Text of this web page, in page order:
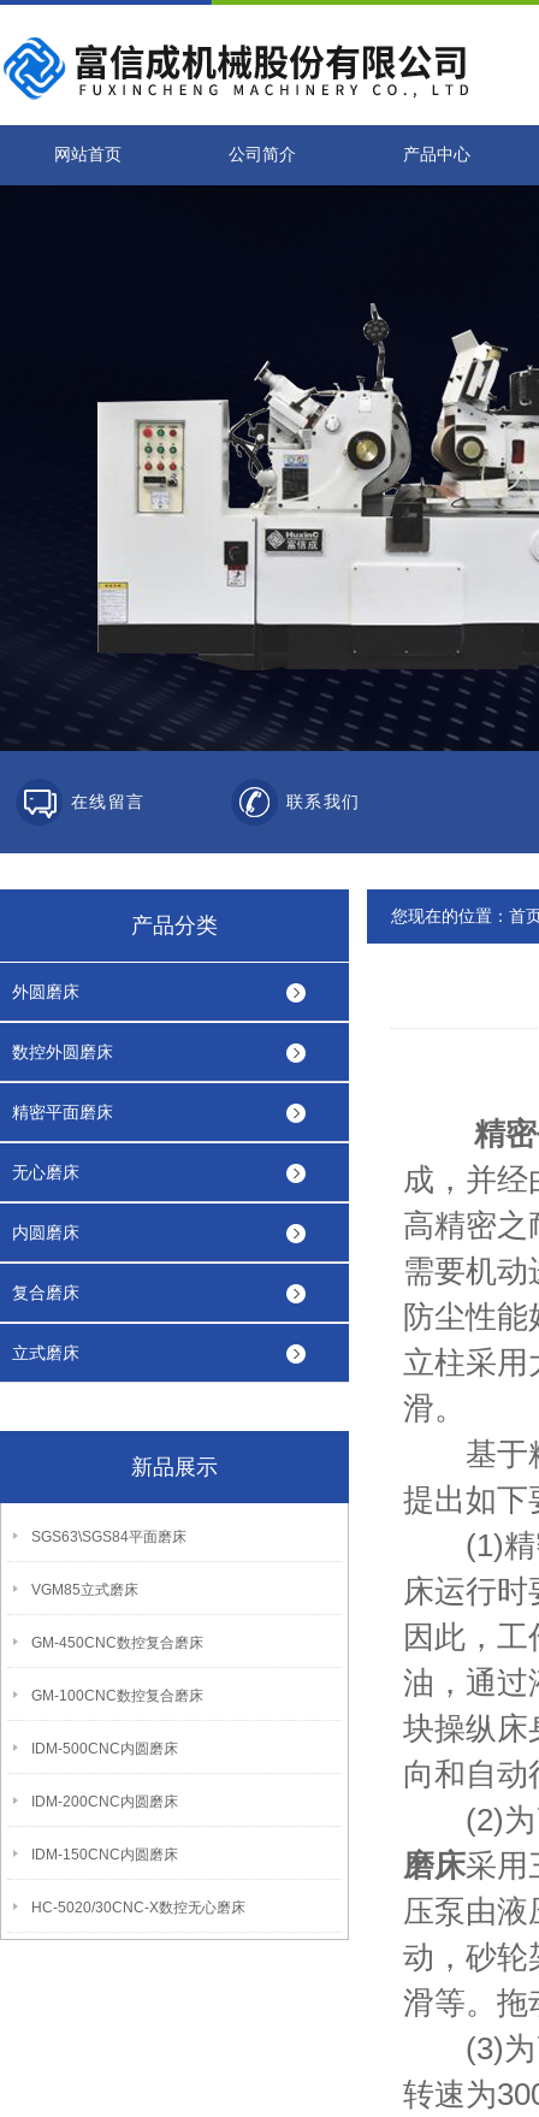
网站首页 公司简介 产品中心
在线留言 联系我们
产品分类
外圆磨床
数控外圆磨床
精密平面磨床
无心磨床
内圆磨床
复合磨床
立式磨床
新品展示
SGS63\SGS84平面磨床
VGM85立式磨床
GM-450CNC数控复合磨床
GM-100CNC数控复合磨床
IDM-500CNC内圆磨床
IDM-200CNC内圆磨床
IDM-150CNC内圆磨床
HC-5020/30CNC-X数控无心磨床
您现在的位置： 首
精
成，并
高精密之
需要机
防尘性
立柱采用
滑。
基于精
提出如下
(1)精密
床运行
因此，
油，通过
块操纵床
向和自动
(2)为了
磨床采用
压泵由
动，砂轮
滑等。拖
(3)为了
转速为